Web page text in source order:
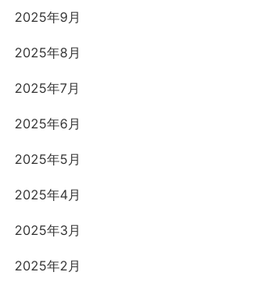
2025年9月
2025年8月
2025年7月
2025年6月
2025年5月
2025年4月
2025年3月
2025年2月